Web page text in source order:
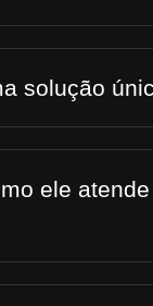
solução
ele